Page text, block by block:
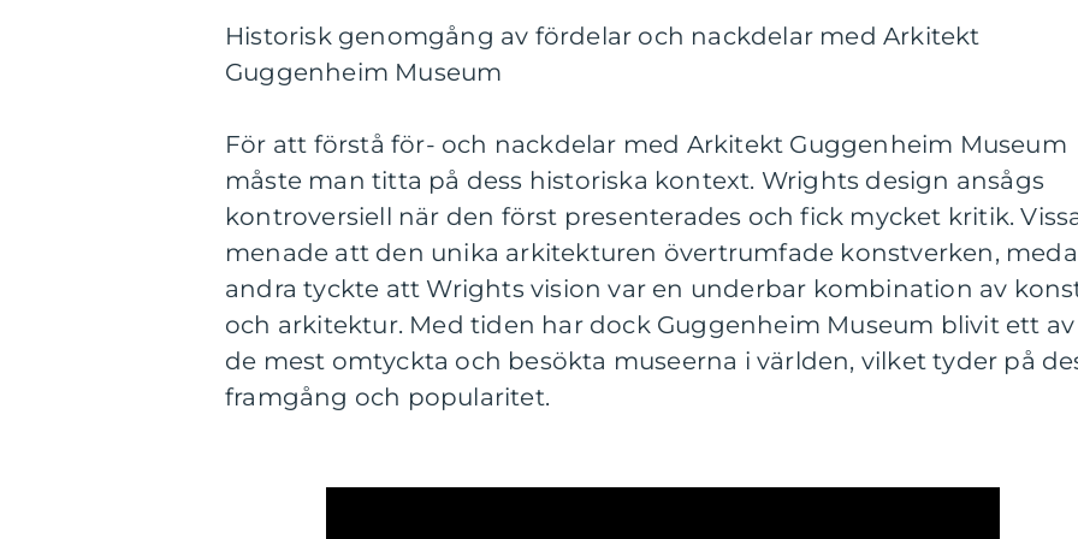
Historisk genomgång av fördelar och nackdelar med Arkitekt
Guggenheim Museum
För att förstå för- och nackdelar med Arkitekt Guggenheim Museum
måste man titta på dess historiska kontext. Wrights design ansågs
kontroversiell när den först presenterades och fick mycket kritik.
menade att den unika arkitekturen övertrumfade konstverken,
andra tyckte att Wrights vision var en underbar kombination av
och arkitektur. Med tiden har dock Guggenheim Museum blivit ett av
de mest omtyckta och besökta museerna i världen, vilket tyder på
framgång och popularitet.